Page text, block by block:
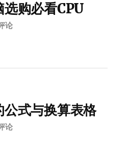
购必看CPU
论
式与换算表格
论